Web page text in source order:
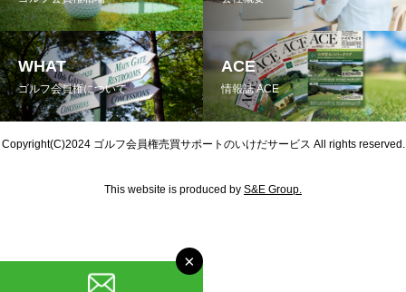
WHAT
ゴルフ会員権について
ACE
情報誌 ACE
Copyright(C)2024 ゴルフ会員権売買サポートのいけだサービス All rights reserved.
This website is produced by S&E Group.
×